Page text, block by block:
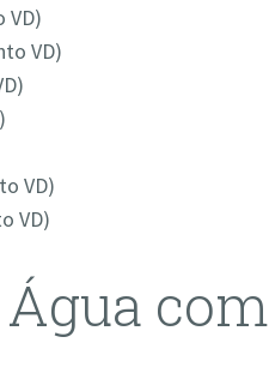
VD)
VD)
VD)
VD)
com